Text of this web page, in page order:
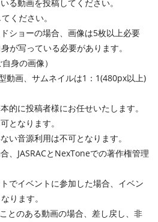
る動画を投稿してください。
ください。
ショーの場合、画像は5枚以上必要
が写っている必要があります。
身の画像）
動画、サムネイルは1：1(480px以上)
的に投稿者様にお任せいたします。
となります。
い音源利用は不可となります。
、JASRACとNexToneでの著作権管理
でイベントに参加した場合、イベン
ります。
とのある動画の場合、差し戻し、非